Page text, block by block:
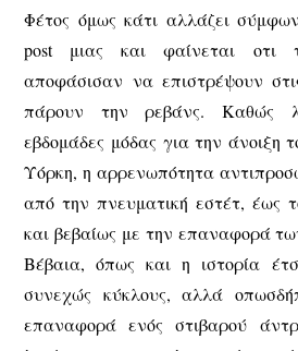
Φέτος όμως κάτι αλλάζει
post μιας και φαίνεται οτι
αποφάσισαν να επιστρέψουν
πάρουν την ρεβάνς. Καθώς
εβδομάδες μόδας για την άνοιξη
Υόρκη, η αρρενωπότητα
από την πνευματική εστέτ, έως
και βεβαίως με την επαναφορά
Βέβαια, όπως και η ιστορία
συνεχώς κύκλους, αλλά
επαναφορά ενός στιβαρού